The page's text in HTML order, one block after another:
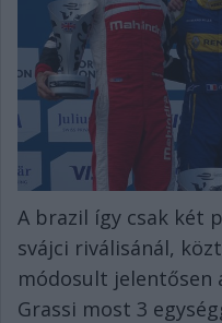
A brazil így csak két
svájci riválisánál,
módosult jelentősen
Grassi most 3